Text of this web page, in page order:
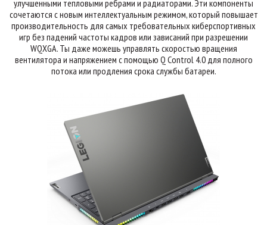
улучшенными тепловыми ребрами и радиаторами. Эти компоненты
сочетаются с новым интеллектуальным режимом, который повышает
производительность для самых требовательных киберспортивных
игр без падений частоты кадров или зависаний при разрешении
WQXGA. Ты даже можешь управлять скоростью вращения
вентилятора и напряжением с помощью Q Control 4.0 для полного
потока или продления срока службы батареи.